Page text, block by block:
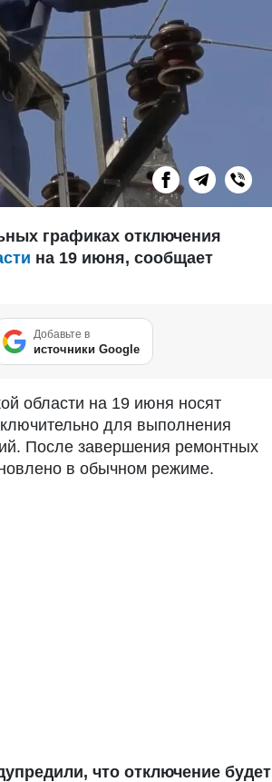
графиках отключения
на 19 июня, сообщает
Добавьте в
источники Google
области на 19 июня носят
для выполнения
После завершения ремонтных
в обычном режиме.
что отключение будет